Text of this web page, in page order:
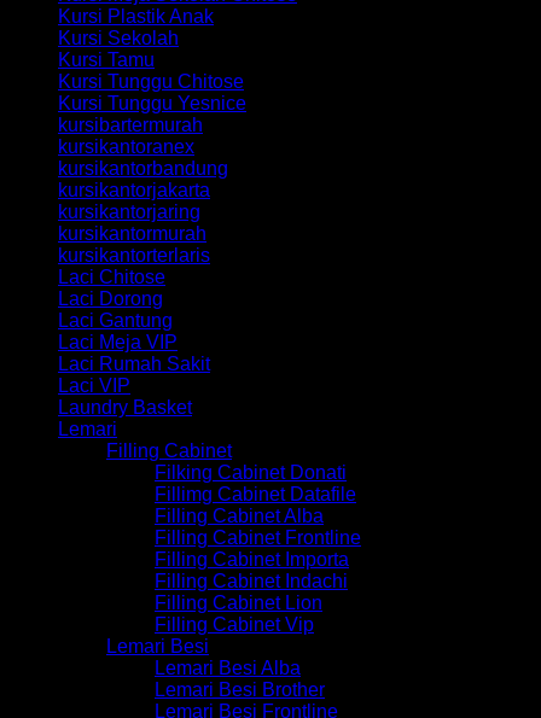
Kursi Plastik Anak
Kursi Sekolah
Kursi Tamu
Kursi Tunggu Chitose
Kursi Tunggu Yesnice
kursibartermurah
kursikantoranex
kursikantorbandung
kursikantorjakarta
kursikantorjaring
kursikantormurah
kursikantorterlaris
Laci Chitose
Laci Dorong
Laci Gantung
Laci Meja VIP
Laci Rumah Sakit
Laci VIP
Laundry Basket
Lemari
Filling Cabinet
Filking Cabinet Donati
Fillimg Cabinet Datafile
Filling Cabinet Alba
Filling Cabinet Frontline
Filling Cabinet Importa
Filling Cabinet Indachi
Filling Cabinet Lion
Filling Cabinet Vip
Lemari Besi
Lemari Besi Alba
Lemari Besi Brother
Lemari Besi Frontline